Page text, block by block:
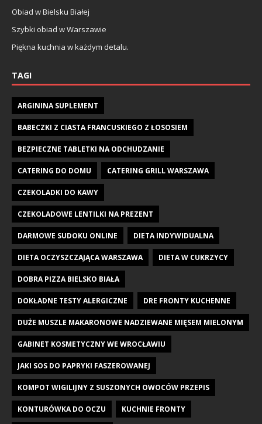
Obiad w Bielsku Białej
Szybki obiad w Warszawie
Piękna kuchnia w każdym detalu.
TAGI
ARGININA SUPLEMENT
BABECZKI Z CIASTA FRANCUSKIEGO Z ŁOSOSIEM
BEZPIECZNE TABLETKI NA ODCHUDZANIE
CATERING DO DOMU CATERING GRILL WARSZAWA
CZEKOLADKI DO KAWY
CZEKOLADOWE LENTILKI NA PREZENT
DARMOWE SUDOKU ONLINE DIETA INDYWIDUALNA
DIETA OCZYSZCZAJĄCA WARSZAWA DIETA W CUKRZYCY
DOBRA PIZZA BIELSKO BIAŁA
DOKŁADNE TESTY ALERGICZNE DRE FRONTY KUCHENNE
DUŻE MUSZLE MAKARONOWE NADZIEWANE MIĘSEM MIELONYM
GABINET KOSMETYCZNY WE WROCŁAWIU
JAKI SOS DO PAPRYKI FASZEROWANEJ
KOMPOT WIGILIJNY Z SUSZONYCH OWOCÓW PRZEPIS
KONTURÓWKA DO OCZU KUCHNIE FRONTY